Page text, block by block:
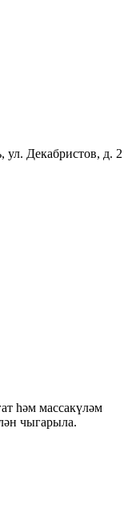
ул. Декабристов, д. 2
һәм массакүләм
чыгарыла.